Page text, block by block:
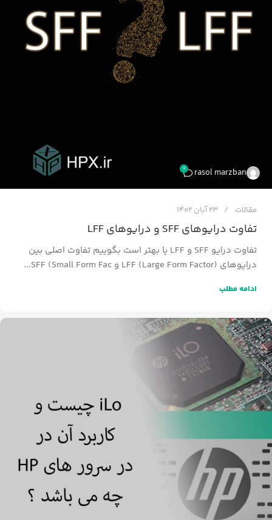
rasol marzban
0
مقالات 23 آبان 1402
تفاوت درایوهای SFF و درایوهای LFF
تفاوت درایو SFF و LFF یا بهتر است بگوییم تفاوت اصلی بین
درایوهای LFF (Large Form Factor) و SFF (Small Form Fac...
ادامه مطلب